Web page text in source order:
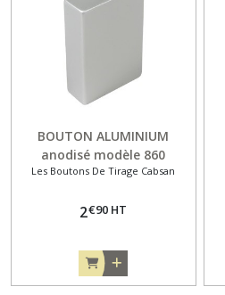
BOUTON ALUMINIUM
anodisé modèle 860
Les Boutons De Tirage Cabsan
2€90 HT